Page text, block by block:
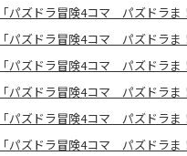
パズドラ冒険4コマ パズドラま
パズドラ冒険4コマ パズドラま
パズドラ冒険4コマ パズドラま
パズドラ冒険4コマ パズドラま
パズドラ冒険4コマ パズドラま
パズドラ冒険4コマ パズドラま